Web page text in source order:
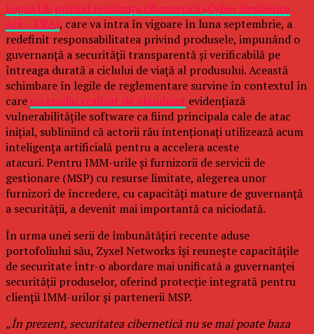
Legea UE privind reziliența cibernetică (Cyber Resilience
Act – CRA), care va intra în vigoare în luna septembrie, a
redefinit responsabilitatea privind produsele, impunând o
guvernanță a securității transparentă și verificabilă pe
întreaga durată a ciclului de viață al produsului. Această
schimbare în legile de reglementare survine în contextul în
careun studiu realizat de Mandiant evidențiază
vulnerabilitățile software ca fiind principala cale de atac
inițial, subliniind că actorii rău intenționați utilizează acum
inteligența artificială pentru a accelera aceste
atacuri. Pentru IMM-urile și furnizorii de servicii de
gestionare (MSP) cu resurse limitate, alegerea unor
furnizori de încredere, cu capacități mature de guvernanță
a securității, a devenit mai importantă ca niciodată.
În urma unei serii de îmbunătățiri recente aduse
portofoliului său, Zyxel Networks își reunește capacitățile
de securitate într-o abordare mai unificată a guvernanței
securității produselor, oferind protecție integrată pentru
clienții IMM-urilor și partenerii MSP.
„În prezent, securitatea cibernetică nu se mai poate baza